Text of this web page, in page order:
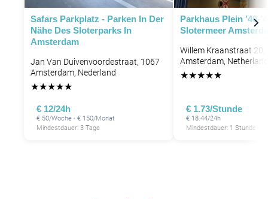
P
P
Safars Parkplatz - Parken In Der
Nähe Des Sloterparks In
Amsterdam
Jan Van Duivenvoordestraat, 1067
Amsterdam, Nederland
★★★★★
€ 12/24h
€ 50/Woche · € 150/Monat
Mindestdauer: 3 Tage
Parkhaus Plein ’40-
Slotermeer
Willem Kraanstraat 20,
Amsterdam,
★★★★★
€ 1.73/Stunde
€ 18.44/24h
Mindestdauer: 1 Stunde